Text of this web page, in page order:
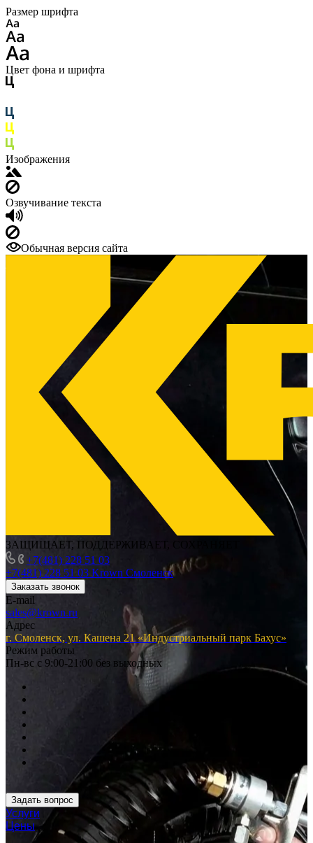
Размер шрифта
Цвет фона и шрифта
Изображения
Озвучивание текста
Обычная версия сайта
ЗАЩИЩАЕТ, ПОДДЕРЖИВАЕТ, СОХРАНЯЕТ
+7(481) 228 51 03
+7(481) 228 51 03 Krown Смоленск
Заказать звонок
E-mail
sales@krown.ru
Адрес
г. Смоленск, ул. Кашена 21 «Индустриальный парк Бахус»
Режим работы
Пн-вс с 9:00-21:00 без выходных
Задать вопрос
Услуги
Цены